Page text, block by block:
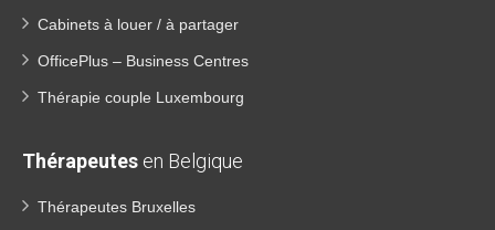
Cabinets à louer / à partager
OfficePlus – Business Centres
Thérapie couple Luxembourg
Thérapeutes en Belgique
Thérapeutes Bruxelles